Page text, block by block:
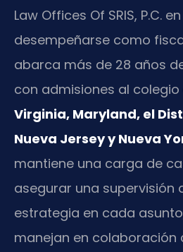
Law Offices Of SRIS, P.C.
desempeñarse como
abarca más de 28 años
con admisiones al
Virginia, Maryland, el
Nueva Jersey y Nueva
mantiene una carga de
asegurar una supervisión
estrategia en cada
manejan en colaboración